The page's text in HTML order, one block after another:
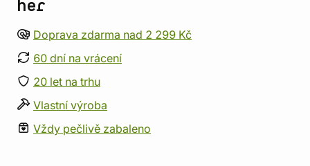
her
Doprava zdarma nad 2 299 Kč
60 dní na vrácení
20 let na trhu
Vlastní výroba
Vždy pečlivě zabaleno